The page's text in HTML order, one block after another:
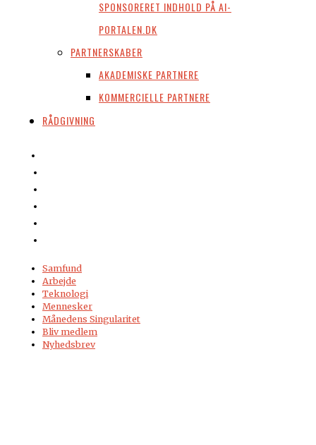
SPONSORERET INDHOLD PÅ AI-
PORTALEN.DK
PARTNERSKABER
AKADEMISKE PARTNERE
KOMMERCIELLE PARTNERE
RÅDGIVNING
Samfund
Arbejde
Teknologi
Mennesker
Månedens Singularitet
Bliv medlem
Nyhedsbrev